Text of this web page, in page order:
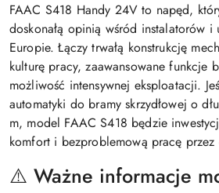
FAAC S418 Handy 24V to napęd,
doskonałą opinią wśród instalatorów i
Europie. Łączy trwałą konstrukcję
kulturę pracy, zaawansowane funkcje
możliwość intensywnej eksploatacji.
automatyki do bramy skrzydłowej o
m, model FAAC S418 będzie
komfort i bezproblemową pracę przez
⚠️ Ważne informacje